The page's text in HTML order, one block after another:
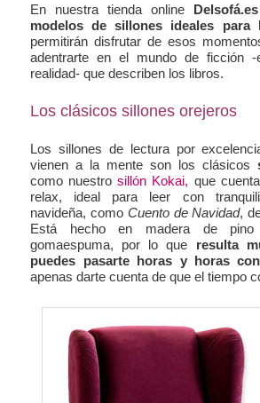
En nuestra tienda online
modelos de sillones ideales para
permitirán disfrutar de esos
adentrarte en el mundo de ficción -
realidad- que describen los libros.
Los clásicos sillones orejeros
Los sillones de lectura por
vienen a la mente son los clásicos
como nuestrosillón Kokai, que
relax, ideal para leer con
navideña, como Cuento de Navidad,
Está hecho en madera de
gomaespuma, por lo que resulta
puedes pasarte horas y horas
apenas darte cuenta de que el tiempo